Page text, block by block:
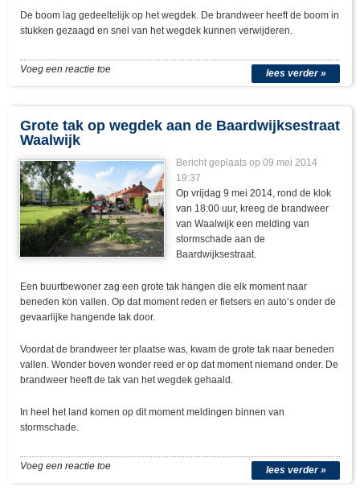
De boom lag gedeeltelijk op het wegdek. De brandweer heeft de boom in
stukken gezaagd en snel van het wegdek kunnen verwijderen.
lees verder »
Voeg een reactie toe
Grote tak op wegdek aan de Baardwijksestraat
Waalwijk
Bericht geplaats op 09 mei 2014
19:37
Op vrijdag 9 mei 2014, rond de klok
van 18:00 uur, kreeg de brandweer
van Waalwijk een melding van
stormschade aan de
Baardwijksestraat.
Een buurtbewoner zag een grote tak hangen die elk moment naar
beneden kon vallen. Op dat moment reden er fietsers en auto’s onder de
gevaarlijke hangende tak door.
Voordat de brandweer ter plaatse was, kwam de grote tak naar beneden
vallen. Wonder boven wonder reed er op dat moment niemand onder. De
brandweer heeft de tak van het wegdek gehaald.
In heel het land komen op dit moment meldingen binnen van
stormschade.
lees verder »
Voeg een reactie toe